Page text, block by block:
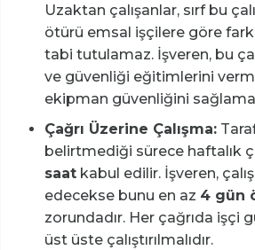
Uzaktan çalışanlar, sırf bu
ötürü emsal işçilere göre
tabi tutulamaz. İşveren, bu
ve güvenliği eğitimlerini
ekipman güvenliğini
Çağrı Üzerine Çalışma:
belirtmediği sürece haftalık
saat kabul edilir. İşveren,
edecekse bunu en az 4 gün
zorundadır. Her çağrıda işçi
üst üste çalıştırılmalıdır.